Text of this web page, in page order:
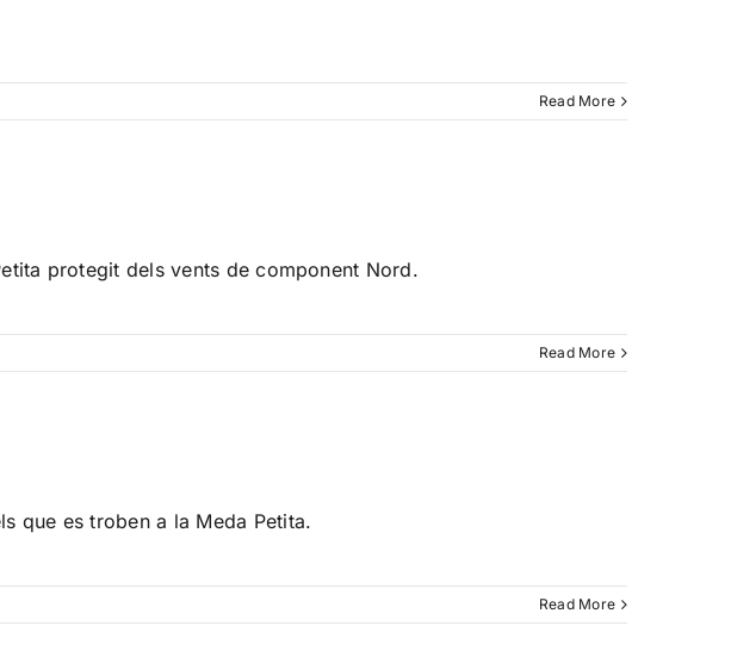
Read More
protegit dels vents de component Nord.
Read More
que es troben a la Meda Petita.
Read More